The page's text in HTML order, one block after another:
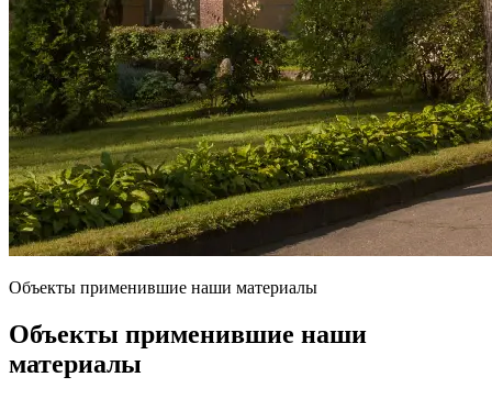
Объекты применившие наши материалы
Объекты применившие наши
материалы